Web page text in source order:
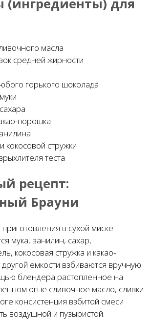
(ингредиенты) для
масла
средней жирности
горького шоколада
порошка
кокосовой стружки
теста
рецепт:
Брауни
в сухой миске
мука, ванилин, сахар,
кокосовая стружка и какао-
емкости взбиваются вручную
блендера растопленное на
огне сливочное масло, сливки
консистенция взбитой смеси
воздушной и пузыристой.